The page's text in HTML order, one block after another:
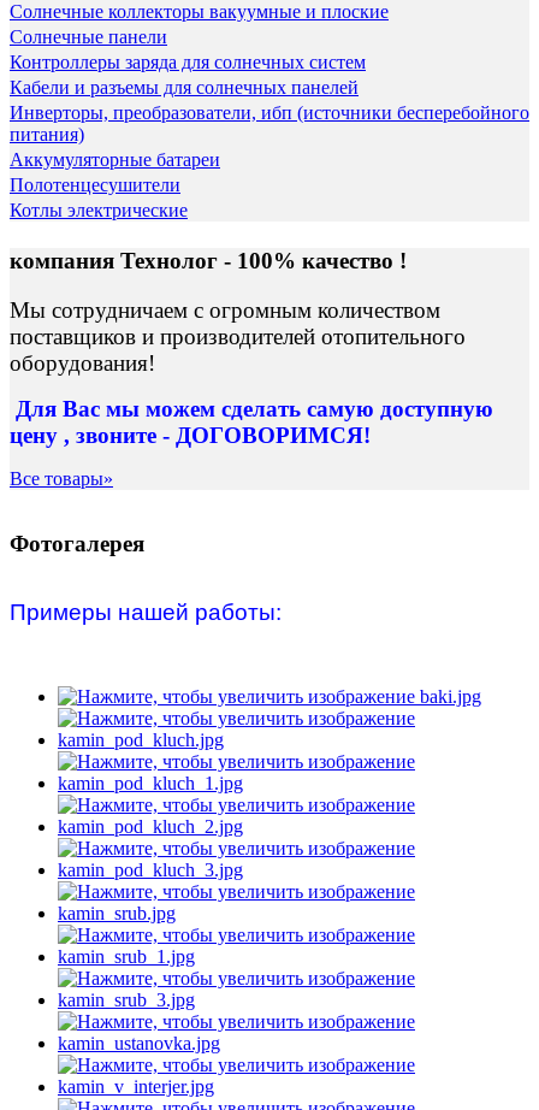
Солнечные коллекторы вакуумные и плоские
Солнечные панели
Контроллеры заряда для солнечных систем
Кабели и разъемы для солнечных панелей
Инверторы, преобразователи, ибп (источники бесперебойного
питания)
Аккумуляторные батареи
Полотенцесушители
Котлы электрические
компания Технолог - 100% качество !
Мы сотрудничаем с огромным количеством
поставщиков и производителей отопительного
оборудования!
Для Вас мы можем сделать самую доступную
цену , звоните - ДОГОВОРИМСЯ!
Все товары»
Фотогалерея
Примеры нашей работы: